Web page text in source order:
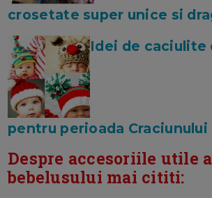
crosetate super unice si
Idei de caciulite
pentru perioada Craciunului
Despre accesoriile utile
bebelusului mai cititi: